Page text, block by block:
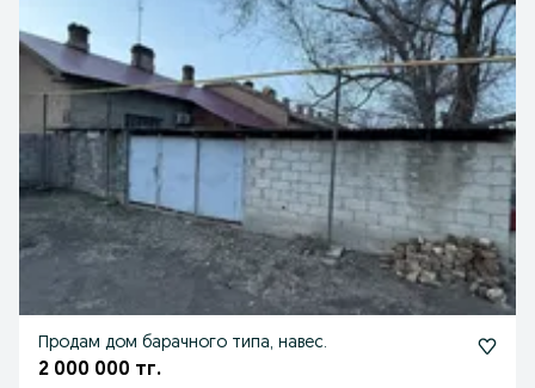
Продам дом барачного типа, навес.
2 000 000 тг.